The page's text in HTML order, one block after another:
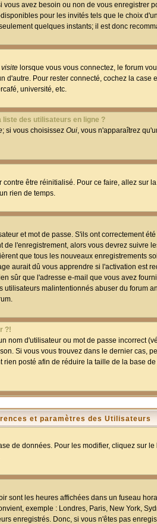
avez besoin ou non de vous enregistrer
pour les invités tels que le choix
quelques instants; il est donc
lorsque vous vous connectez, le forum
Pour rester connecté, cochez la
université, etc.
des utilisateurs en ligne ?
; si vous choisissez Oui, vous n'apparaîtrez
être réinitialisé. Pour ce faire, allez sur
rien de temps.
et mot de passe. S'ils ont correctement
de l'enregistrement, alors vous devrez suivre
que tous les nouveaux enregistrements
aurait dû vous apprendre si l'activation est
sûr que l'adresse e-mail que vous avez
malintentionnés abuser du forum
?!
nom d'utilisateur ou mot de passe incorrect
Si vous vous trouvez dans le dernier cas,
posté afin de réduire la taille de la base
et paramètres des Utilisateurs
de données. Pour les modifier, cliquez sur le
sont les heures affichées dans un fuseau
exemple : Londres, Paris, New York,
enregistrés. Donc, si vous n'êtes pas